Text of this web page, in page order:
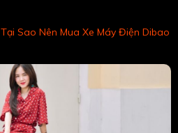
Tại Sao Nên Mua Xe Máy Điện Dibao